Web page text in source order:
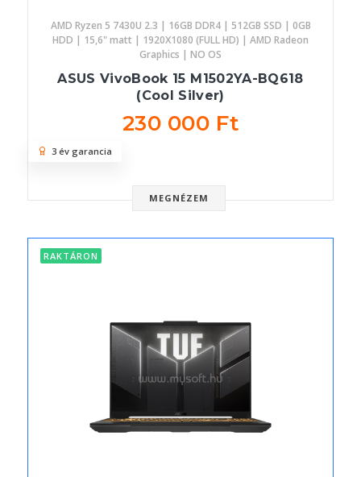
AMD Ryzen 5 7430U 2.3 | 16GB DDR4 | 512GB SSD | 0GB
HDD | 15,6" matt | 1920X1080 (FULL HD) | AMD Radeon
Graphics | NO OS
ASUS VivoBook 15 M1502YA-BQ618
(Cool Silver)
230 000 Ft
MEGNÉZEM
3 év garancia
RAKTÁRON